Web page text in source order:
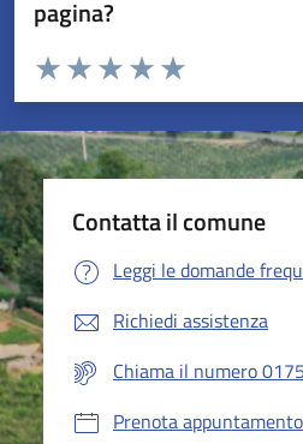
pagina?
Valuta da 1 a 5 stelle la pagina
Valuta 5 stelle su
Valuta 4 stelle su 5
Valuta 3 stelle su 5
Valuta 2 stelle su 5
Valuta 1 stelle su 5
Contatta il comune
Leggi le domande
Richiedi assistenza
Chiama il numero
Prenota appuntamento